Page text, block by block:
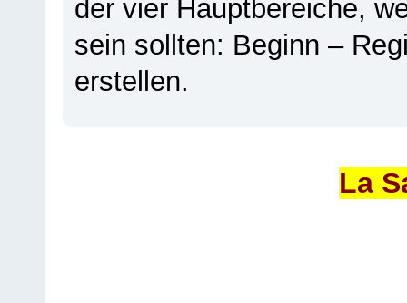
der vier Hauptbereiche,
sein sollten: Beginn –
erstellen.
La